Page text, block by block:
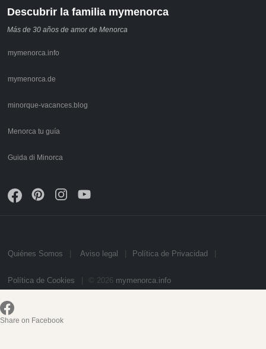
Descubrir la familia mymenorca
Más de 30 años de amor de Menorca
mymenorca.info
mymenorca.de
minorque-vacances.blog
Menorca tu guía
Guida di Minorca
Quiénes Somos Aviso legal Política de Privacidad
Política de Cookies © 2026 mymenorca.info
Share on Facebook